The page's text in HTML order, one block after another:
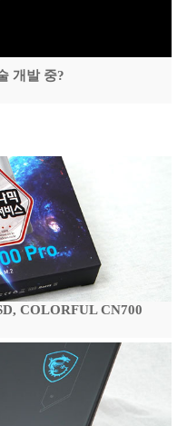
개발 중?
COLORFUL CN700